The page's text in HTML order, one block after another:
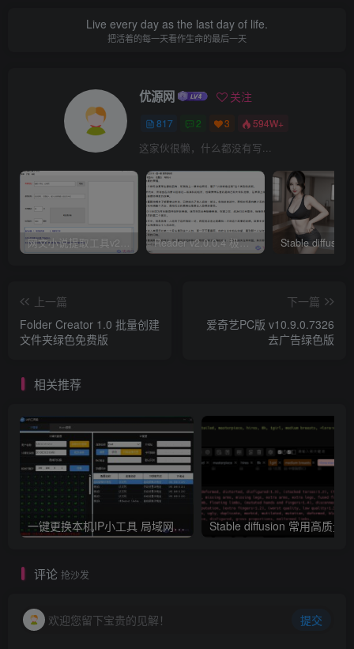
Live every day as the last day of life.
把活着的每一天看作生命的最后一天
优源网 关注
817 2 3 594W+
这家伙很懒，什么都没有写...
网文小说提取工具v2.10.02 可以自动下载小说 从此不再花钱看小说 Reader v2.0.0.4 极简小说阅读器支持导入在线及离线书源
上一篇
Folder Creator 1.0 批量创建
文件夹绿色免费版
下一篇
爱奇艺PC版 v10.9.0.7326
去广告绿色版
相关推荐
一键更换本机IP小工具 局域网IP扫描
评论 抢沙发
欢迎您留下宝贵的见解！ 提交